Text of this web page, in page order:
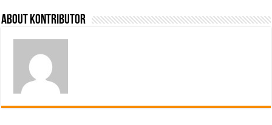
About Kontributor